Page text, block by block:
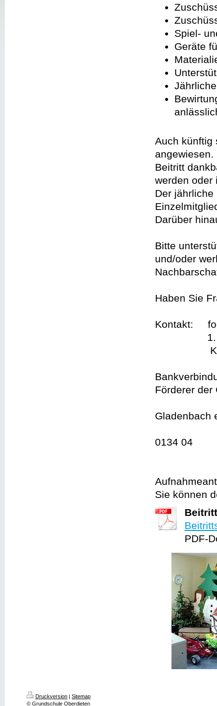
Spiel-
Geräte
Auch künftig
Beitritt
werden oder
Der
Darüber
Bitte
und/oder
Haben Sie
Kontakt:
1.
Förderer der
Gladenbach
0134 04
Sie können
PDF-
Druckversion | Sitemap
© Grundschule Oberdieten